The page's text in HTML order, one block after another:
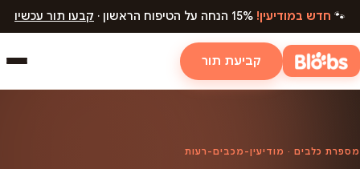
🐾 חדש במודיעין! קבעו תור עכשיו
קביעת תור
מספרת כלבים · מודיעין-מכבים-רעות